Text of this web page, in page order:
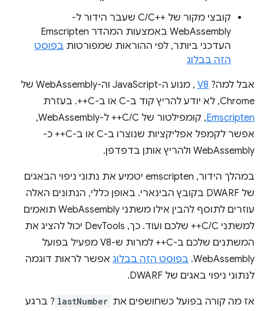
קובצי מקור של C/C++‎ שעבר הידור ל-
WebAssembly באמצעות המהדר Emscripten
העדכני ביותר, לפי ההוראות שמפורטות בפוסט
הזה בבלוג
אבל למה? V8
, מנוע ה-JavaScript וה-WebAssembly של
Chrome, לא יודע להריץ קוד ב-C או ב-C++. בעזרת
Emscripten
, קומפילטור של C/C++ ל-WebAssembly,
אפשר לקמפל אפליקציות שנוצרו ב-C או ב-C++ כ-
WebAssembly ולהריץ אותן בדפדפן.
במהלך הידור, emscripten יטמיע את נתוני ניפוי הבאגים
של DWARF בקובץ הבינארי. באופן כללי, הנתונים האלה
עוזרים לתוסף להבין אילו משתני WebAssembly תואמים
למשתני C/C++ שלכם ועוד. כך, DevTools יכול להציג את
המשתנים שלכם ב-C++ למרות ש-V8 מפעיל בפועל
WebAssembly. בפוסט הזה בבלוג אפשר לראות דוגמה
לנתוני ניפוי באגים של DWARF.
אז מה קורה בפועל כשחושפים את lastNumber ? ברגע